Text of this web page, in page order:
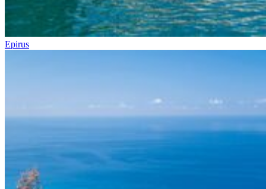
Epirus